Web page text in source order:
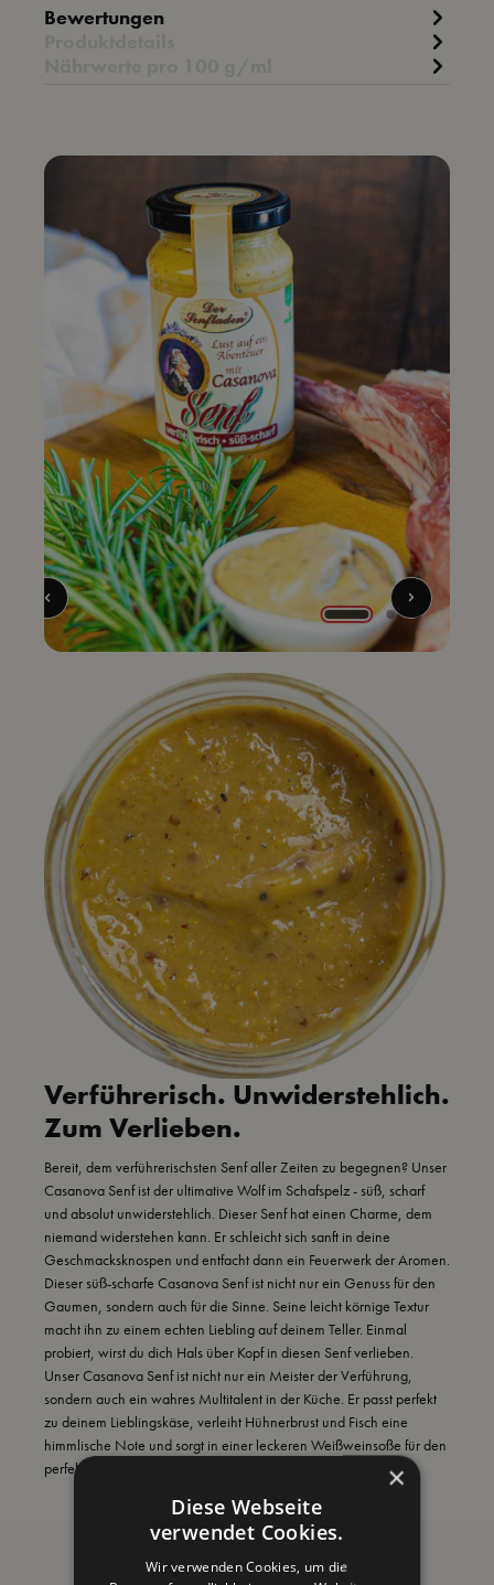
Bewertungen
Verführerisch. Unwiderstehlich.
Zum Verlieben.
Bereit, dem verführerischsten Senf aller Zeiten zu begegnen? Unser
Casanova Senf ist der ultimative Wolf im Schafspelz - süß, scharf
und absolut unwiderstehlich. Dieser Senf hat einen Charme, dem
niemand widerstehen kann. Er schleicht sich sanft in deine
Geschmacksknospen und entfacht dann ein Feuerwerk der Aromen.
Dieser süß-scharfe Casanova Senf ist nicht nur ein Genuss für den
Gaumen, sondern auch für die Sinne. Seine leicht körnige Textur
macht ihn zu einem echten Liebling auf deinem Teller. Einmal
probiert, wirst du dich Hals über Kopf in diesen Senf verlieben.
Unser Casanova Senf ist nicht nur ein Meister der Verführung,
sondern auch ein wahres Multitalent in der Küche. Er passt perfekt
zu deinem Lieblingskäse, verleiht Hühnerbrust und Fisch eine
himmlische Note und sorgt in einer leckeren Weißweinsoße für den
perfekten Kick.
Besonders lecker zu:
×
Diese Webseite
verwendet Cookies.
Wir verwenden Cookies, um die